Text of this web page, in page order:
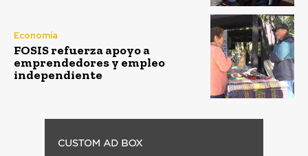
Economía
FOSIS refuerza apoyo a
emprendedores y empleo
independiente